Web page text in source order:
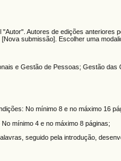
Autores de edições anteriores
submissão]. Escolher uma
e Gestão de Pessoas; Gestão das
No mínimo 8 e no máximo 16
mínimo 4 e no máximo 8 páginas;
seguido pela introdução,